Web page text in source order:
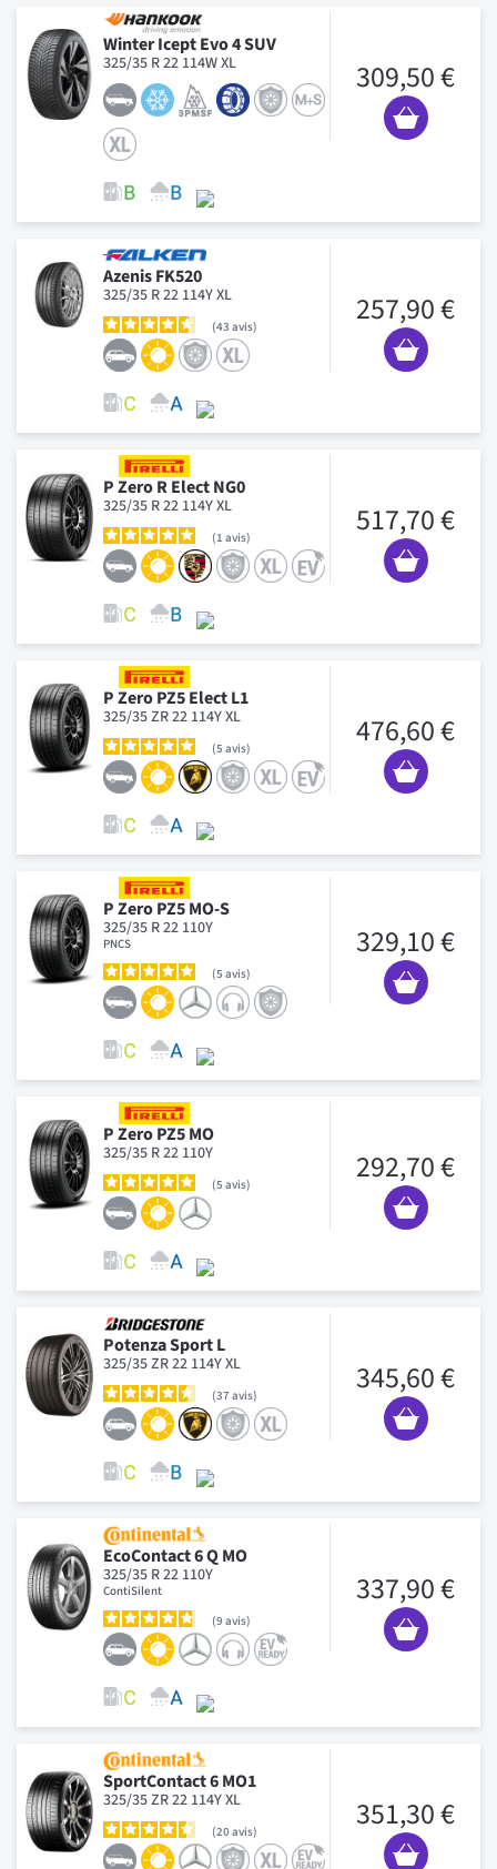
Winter Icept Evo 4 SUV
325/35 R 22 114W XL 309,50 €
Azenis FK520
325/35 R 22 114Y XL
43 avis 257,90 €
P Zero R Elect NG0
325/35 R 22 114Y XL
1 avis 517,70 €
P Zero PZ5 Elect L1
325/35 ZR 22 114Y XL
5 avis 476,60 €
P Zero PZ5 MO-S
325/35 R 22 110Y
PNCS
5 avis
329,10 €
P Zero PZ5 MO
325/35 R 22 110Y
5 avis 292,70 €
Potenza Sport L
325/35 ZR 22 114Y XL
37 avis 345,60 €
EcoContact 6 Q MO
325/35 R 22 110Y
ContiSilent
9 avis
337,90 €
SportContact 6 MO1
325/35 ZR 22 114Y XL
20avis 351,30 €